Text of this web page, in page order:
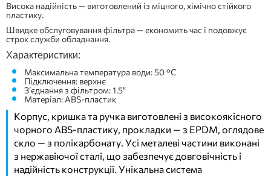
Висока надійність — виготовлений із міцного, хімічно стійкого
пластику.
Швидке обслуговування фільтра — економить час і подовжує
строк служби обладнання.
Характеристики:
Максимальна температура води: 50 °C
Підключення: верхнє
З’єднання з фільтром: 1.5"
Матеріал: ABS-пластик
Корпус, кришка та ручка виготовлені з високоякісного
чорного ABS-пластику, прокладки — з EPDM, оглядове
скло — з полікарбонату. Усі металеві частини виконані
з нержавіючої сталі, що забезпечує довговічність і
надійність конструкції. Унікальна система